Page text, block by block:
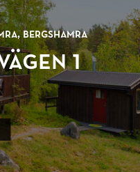
Bergshamra
1